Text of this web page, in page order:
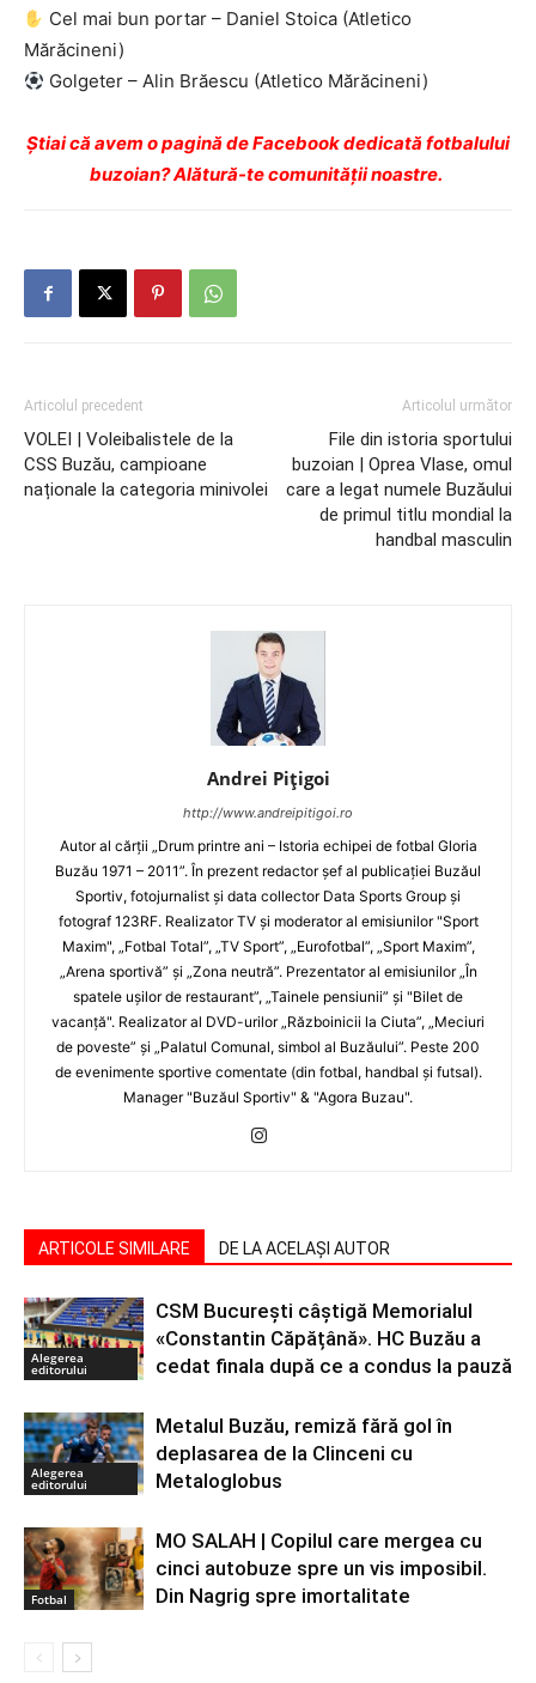
Cel mai bun portar – Daniel Stoica (Atletico
Mărăcineni)
Golgeter – Alin Brăescu (Atletico Mărăcineni)
Ştiai că avem o pagină de Facebook dedicată fotbalului
buzoian? Alătură-te comunității noastre.
Articolul precedent
VOLEI | Voleibalistele de la
CSS Buzău, campioane
naționale la categoria minivolei
Articolul următor
File din istoria sportului
buzoian | Oprea Vlase, omul
care a legat numele Buzăului
de primul titlu mondial la
handbal masculin
Andrei Pițigoi
http://www.andreipitigoi.ro
Autor al cărţii „Drum printre ani – Istoria echipei de fotbal Gloria
Buzău 1971 – 2011”. În prezent redactor şef al publicaţiei Buzăul
Sportiv, fotojurnalist şi data collector Data Sports Group şi
fotograf 123RF. Realizator TV şi moderator al emisiunilor "Sport
Maxim", „Fotbal Total”, „TV Sport”, „Eurofotbal”, „Sport Maxim”,
„Arena sportivă” şi „Zona neutră”. Prezentator al emisiunilor „În
spatele uşilor de restaurant”, „Tainele pensiunii” şi "Bilet de
vacanţă". Realizator al DVD-urilor „Războinicii la Ciuta”, „Meciuri
de poveste” şi „Palatul Comunal, simbol al Buzăului”. Peste 200
de evenimente sportive comentate (din fotbal, handbal şi futsal).
Manager "Buzăul Sportiv" & "Agora Buzau".
ARTICOLE SIMILARE DE LA ACELAȘI AUTOR
Alegerea
editorului
CSM București câștigă Memorialul
«Constantin Căpățână». HC Buzău a
cedat finala după ce a condus la pauză
Alegerea
editorului
Metalul Buzău, remiză fără gol în
deplasarea de la Clinceni cu
Metaloglobus
Fotbal
MO SALAH | Copilul care mergea cu
cinci autobuze spre un vis imposibil.
Din Nagrig spre imortalitate